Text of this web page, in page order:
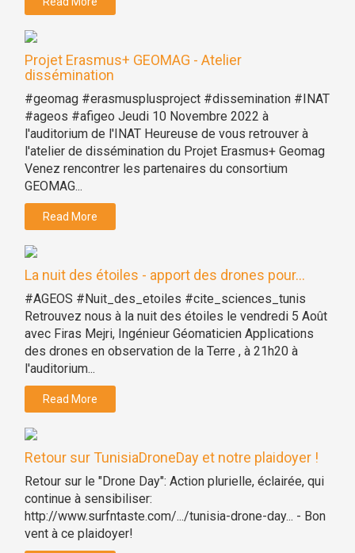
Projet Erasmus+ GEOMAG - Atelier
dissémination
#geomag #erasmusplusproject #dissemination #INAT
#ageos #afigeo Jeudi 10 Novembre 2022 à
l'auditorium de l'INAT Heureuse de vous retrouver à
l'atelier de dissémination du Projet Erasmus+ Geomag
Venez rencontrer les partenaires du consortium
GEOMAG...
Read More
La nuit des étoiles - apport des drones pour...
#AGEOS #Nuit_des_etoiles #cite_sciences_tunis
Retrouvez nous à la nuit des étoiles le vendredi 5 Août
avec Firas Mejri, Ingénieur Géomaticien Applications
des drones en observation de la Terre , à 21h20 à
l'auditorium...
Read More
Retour sur TunisiaDroneDay et notre plaidoyer !
Retour sur le "Drone Day": Action plurielle, éclairée, qui
continue à sensibiliser:
http://www.surfntaste.com/.../tunisia-drone-day... - Bon
vent à ce plaidoyer!